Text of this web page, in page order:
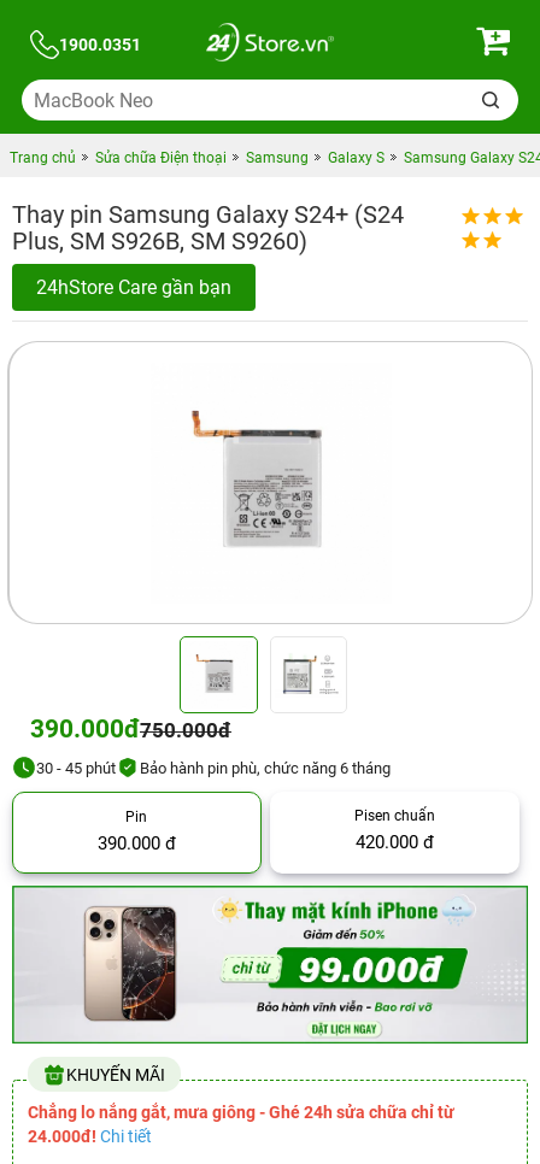
1900.0351
Trang chủ Sửa chữa Điện thoại Samsung Galaxy S Samsung Galaxy
Thay pin Samsung Galaxy S24+ (S24
Plus, SM S926B, SM S9260)
24hStore Care gần bạn
390.000đ750.000đ
30 - 45 phút Bảo hành pin phù, chức năng 6 tháng
Pin
390.000 đ
Pisen chuẩn
420.000 đ
KHUYẾN MÃI
Chẳng lo nắng gắt, mưa giông - Ghé 24h sửa chữa chỉ từ
24.000đ! Chi tiết